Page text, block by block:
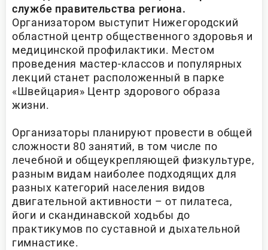
службе правительства региона.
Организатором выступит Нижегородский
областной центр общественного здоровья и
медицинской профилактики. Местом
проведения мастер-классов и популярных
лекций станет расположенный в парке
«Швейцария» Центр здорового образа
жизни.
Организаторы планируют провести в общей
сложности 80 занятий, в том числе по
лечебной и общеукрепляющей физкультуре,
разным видам наиболее подходящих для
разных категорий населения видов
двигательной активности – от пилатеса,
йоги и скандинавской ходьбы до
практикумов по суставной и дыхательной
гимнастике.